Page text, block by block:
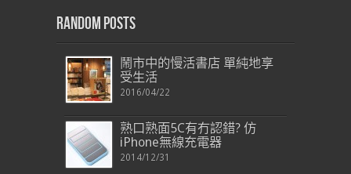
Random Posts
鬧市中的慢活書店 單純地享
受生活
2016/04/22
熟口熟面5C有冇認錯? 仿
iPhone無線充電器
2014/12/31